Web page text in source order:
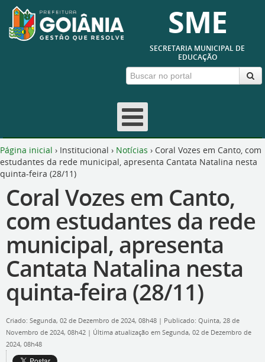
SME
SECRETARIA MUNICIPAL DE
EDUCAÇÃO
Página inicial › Institucional › Notícias › Coral Vozes em Canto, com
estudantes da rede municipal, apresenta Cantata Natalina nesta
quinta-feira (28/11)
Coral Vozes em Canto,
com estudantes da rede
municipal, apresenta
Cantata Natalina nesta
quinta-feira (28/11)
Criado: Segunda, 02 de Dezembro de 2024, 08h48 | Publicado: Quinta, 28 de
Novembro de 2024, 08h42 | Última atualização em Segunda, 02 de Dezembro de
2024, 08h48